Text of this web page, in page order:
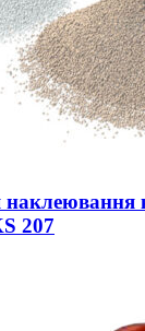
наклеювання
207